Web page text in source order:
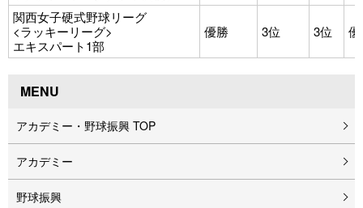
関西女子硬式野球リーグ
<ラッキーリーグ>
エキスパート1部
優勝 3位 3位
MENU
アカデミー・野球振興 TOP
アカデミー
野球振興